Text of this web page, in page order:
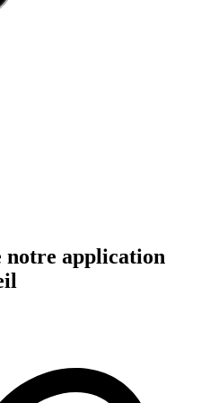
notre application